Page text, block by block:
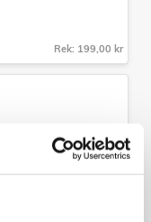
Rek: 199,00 kr
Rek: 169,00 kr